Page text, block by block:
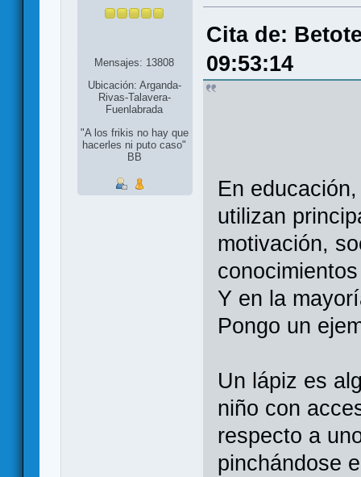
Mensajes: 13808
Ubicación: Arganda-
Rivas-Talavera-
Fuenlabrada
"A los frikis no hay que
hacerles ni puto caso"
BB
Cita de:
09:53:14
En
utilizan
motivación,
Y en la
Pongo un
Un lápiz es
niño con
respecto a
pinchándose